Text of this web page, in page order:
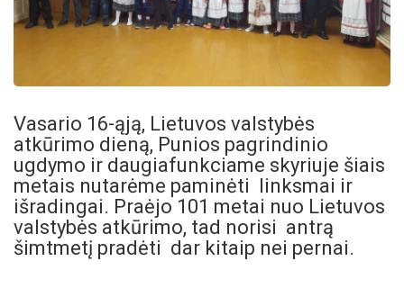
Vasario 16-ąją, Lietuvos valstybės
atkūrimo dieną, Punios pagrindinio
ugdymo ir daugiafunkciame skyriuje šiais
metais nutarėme paminėti linksmai ir
išradingai. Praėjo 101 metai nuo Lietuvos
valstybės atkūrimo, tad norisi antrą
šimtmetį pradėti dar kitaip nei pernai.